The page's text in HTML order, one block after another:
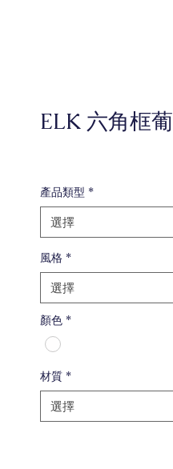
ELK 六角框
產品類型 *
選擇
風格 *
選擇
顏色 *
材質 *
選擇